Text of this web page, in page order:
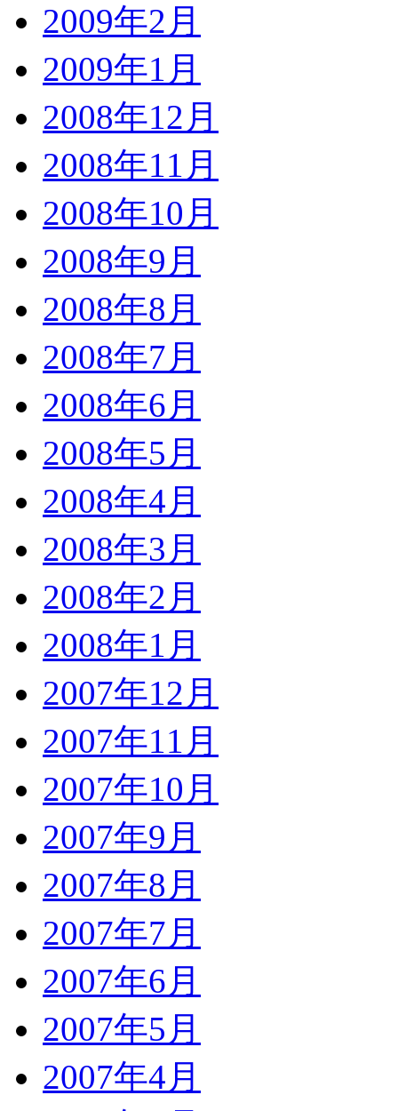
2009年2月
2009年1月
2008年12月
2008年11月
2008年10月
2008年9月
2008年8月
2008年7月
2008年6月
2008年5月
2008年4月
2008年3月
2008年2月
2008年1月
2007年12月
2007年11月
2007年10月
2007年9月
2007年8月
2007年7月
2007年6月
2007年5月
2007年4月